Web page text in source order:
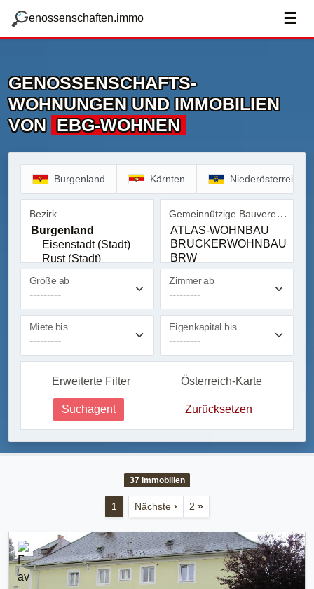
g
enossenschaften.immo ☰
GENOSSENSCHAFTS­
WOHNUNGEN UND IMMOBILIEN
VON EBG-WOHNEN
Burgenland Kärnten Niederösterreich
Bezirk
Bezirk
Gemeinnützige Bauvereinigung
EBG-WOHNEN
Größe ab Zimmer ab
Miete bis Eigenkapital bis
Erweiterte Filter Österreich-Karte
Suchagent Zurücksetzen
37Immobilien
1 Nächste › 2 »